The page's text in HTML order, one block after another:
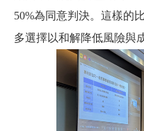
50%為同意判決。這樣的
多選擇以和解降低風險與